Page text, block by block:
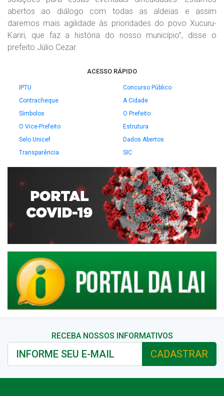
abertos ao diálogo com todas as aldeias e assim
daremos mais agilidade às prioridades do povo Xucuru-
Kariri, que faz a história do nosso município”, disse o
prefeito Júlio Cezar.
ACESSO RÁPIDO
IPTU
Concurso Público
Contracheque
A Cidade
Símbolos
O Prefeito
O Vice-Prefeito
Estrutura
Selo Unicef
Dados Abertos
Transparência
SIC
RECEBA NOSSOS INFORMATIVOS
CADASTRAR